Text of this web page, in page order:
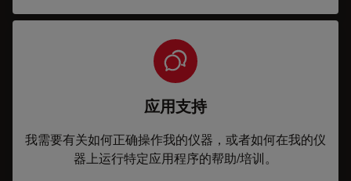
应用支持
我需要有关如何正确操作我的仪器，或者如何在我的仪
器上运行特定应用程序的帮助/培训。